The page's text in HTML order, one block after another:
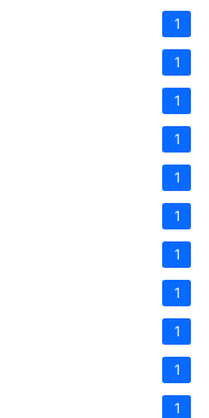
1
1
1
1
1
1
1
1
1
1
1